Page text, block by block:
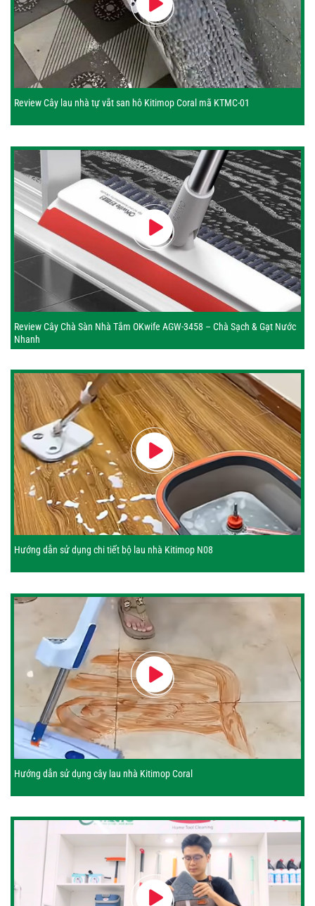
Review Cây lau nhà tự vắt san hô Kitimop Coral mã KTMC-01
Review Cây Chà Sàn Nhà Tắm OKwife AGW-3458 – Chà Sạch & Gạt Nước
Nhanh
Hướng dẫn sử dụng chi tiết bộ lau nhà Kitimop N08
Hướng dẫn sử dụng cây lau nhà Kitimop Coral